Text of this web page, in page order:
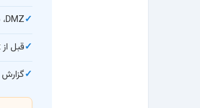
DMZ، سرویس‌های منتشرشده، VPN سایت‌به‌سایت یا دسترسی راه دور دارید و می‌خواهید ریسک تغییر را کم کنید.
قبل از Audit، مهاجرت، توسعه شعبه یا تغییر دیتاسنتر به بازبینی فنی نیاز دارید.